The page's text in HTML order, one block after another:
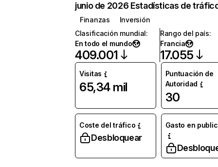
junio de 2026 Estadísticas de
Finanzas
Inversión
Clasificación mundial:
En todo el mundo
409.001
Rango del país:
Francia
17.055
Visitas
65,34 mil
Puntuación de
Autoridad
30
Coste del tráfico
Desbloquear
Gasto en